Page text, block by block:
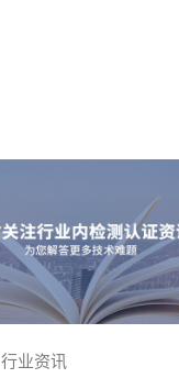
检测项目
客户案例
资讯中心
行业资讯